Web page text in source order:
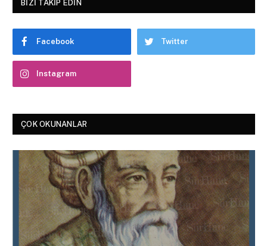
BIZI TAKIP EDIN
Facebook Twitter
Instagram
ÇOK OKUNANLAR